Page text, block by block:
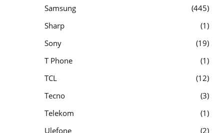
Samsung
445
Sharp
1
Sony
19
T Phone
1
TCL
12
Tecno
3
Telekom
1
Ulefone
2